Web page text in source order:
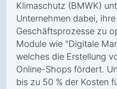
Klimaschutz (BMWK)
Unternehmen dabei,
Geschäftsprozesse zu
Module wie "Digitale
welches die Erstellung
Online-Shops fördert.
bis zu 50 % der Kosten